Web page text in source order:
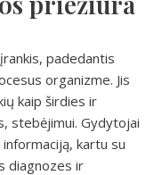
padedantis
organizme. Jis
kaip širdies ir
stebėjimui. Gydytojai
kartu su
diagnozes ir